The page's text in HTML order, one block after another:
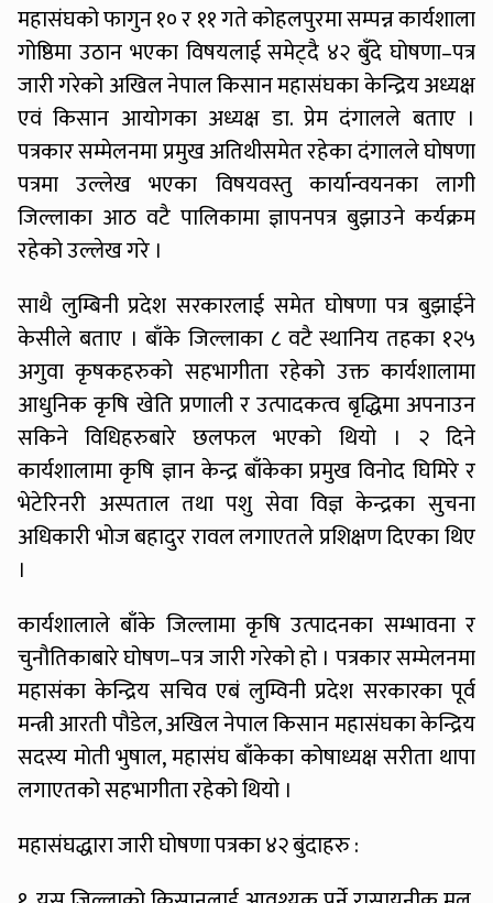
महासंघको फागुन १० र ११ गते कोहलपुरमा सम्पन्न कार्यशाला
गोष्ठिमा उठान भएका विषयलाई समेट्दै ४२ बुँदे घोषणा–पत्र
जारी गरेको अखिल नेपाल किसान महासंघका केन्द्रिय अध्यक्ष
एवं किसान आयोगका अध्यक्ष डा. प्रेम दंगालले बताए ।
पत्रकार सम्मेलनमा प्रमुख अतिथीसमेत रहेका दंगालले घोषणा
पत्रमा उल्लेख भएका विषयवस्तु कार्यान्वयनका लागी
जिल्लाका आठ वटै पालिकामा ज्ञापनपत्र बुझाउने कर्यक्रम
रहेको उल्लेख गरे ।
साथै लुम्बिनी प्रदेश सरकारलाई समेत घोषणा पत्र बुझाईने
केसीले बताए । बाँके जिल्लाका ८ वटै स्थानिय तहका १२५
अगुवा कृषकहरुको सहभागीता रहेको उक्त कार्यशालामा
आधुनिक कृषि खेति प्रणाली र उत्पादकत्व बृद्धिमा अपनाउन
सकिने विधिहरुबारे छलफल भएको थियो । २ दिने
कार्यशालामा कृषि ज्ञान केन्द्र बाँकेका प्रमुख विनोद घिमिरे र
भेटेरिनरी अस्पताल तथा पशु सेवा विज्ञ केन्द्रका सुचना
अधिकारी भोज बहादुर रावल लगाएतले प्रशिक्षण दिएका थिए
।
कार्यशालाले बाँके जिल्लामा कृषि उत्पादनका सम्भावना र
चुनौतिकाबारे घोषण–पत्र जारी गरेको हो । पत्रकार सम्मेलनमा
महासंका केन्द्रिय सचिव एबं लुम्विनी प्रदेश सरकारका पूर्व
मन्त्री आरती पौडेल, अखिल नेपाल किसान महासंघका केन्द्रिय
सदस्य मोती भुषाल, महासंघ बाँकेका कोषाध्यक्ष सरीता थापा
लगाएतको सहभागीता रहेको थियो ।
महासंघद्धारा जारी घोषणा पत्रका ४२ बुंदाहरु :